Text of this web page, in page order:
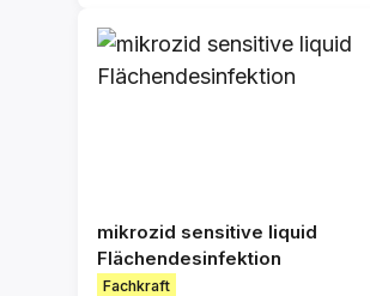
mikrozid sensitive liquid
Flächendesinfektion
Fachkraft